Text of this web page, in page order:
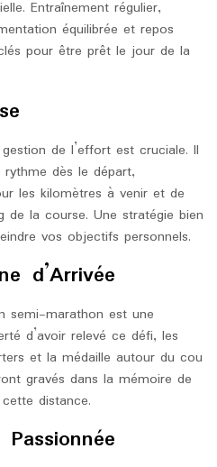
Entraînement régulier,
équilibrée et repos
pour être prêt le jour de la
de l’effort est cruciale. Il
dès le départ,
les kilomètres à venir et de
la course. Une stratégie bien
vos objectifs personnels.
d’Arrivée
semi-marathon est une
d’avoir relevé ce défi, les
et la médaille autour du cou
gravés dans la mémoire de
distance.